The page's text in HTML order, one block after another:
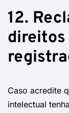
12.
direitos
Caso acredite
intelectual